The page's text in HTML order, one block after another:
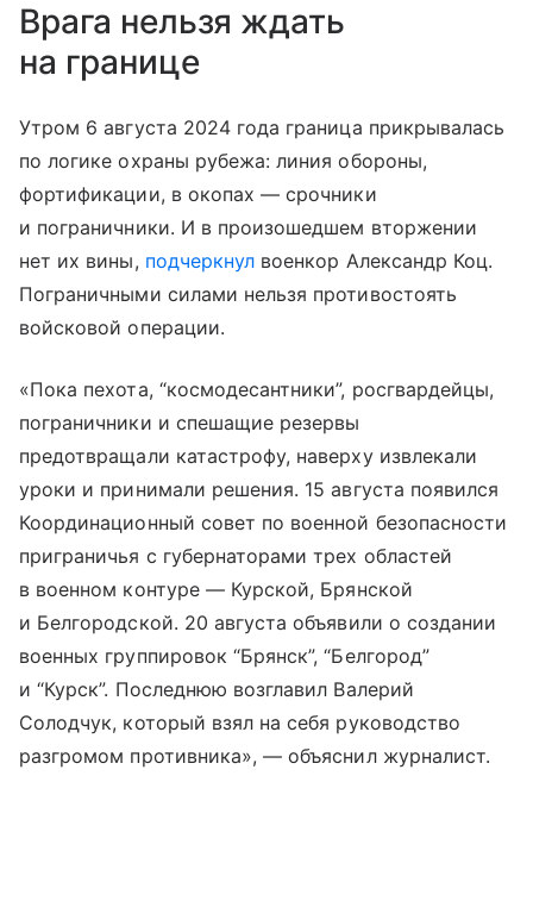
Врага нельзя ждать
на границе
Утром 6 августа 2024 года граница прикрывалась
по логике охраны рубежа: линия обороны,
фортификации, в окопах — срочники
и пограничники. И в произошедшем вторжении
нет их вины, подчеркнул военкор Александр Коц.
Пограничными силами нельзя противостоять
войсковой операции.
«Пока пехота, “космодесантники”, росгвардейцы,
пограничники и спешащие резервы
предотвращали катастрофу, наверху извлекали
уроки и принимали решения. 15 августа появился
Координационный совет по военной безопасности
приграничья с губернаторами трех областей
в военном контуре — Курской, Брянской
и Белгородской. 20 августа объявили о создании
военных группировок “Брянск”, “Белгород”
и “Курск”. Последнюю возглавил Валерий
Солодчук, который взял на себя руководство
разгромом противника», — объяснил журналист.